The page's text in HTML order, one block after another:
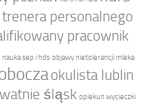
personalnego
pracownik
nauka sep i hds objawy nietolerancji mleka
okulista lublin
śląsk opiekun wycieczki